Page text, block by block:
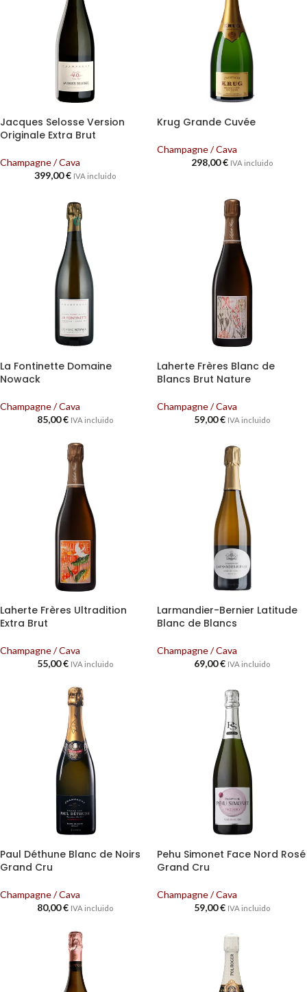
Jacques Selosse Version
Originale Extra Brut
Champagne / Cava
399,00€ IVA incluido
Krug Grande Cuvée
Champagne / Cava
298,00€ IVA incluido
La Fontinette Domaine
Nowack
Champagne / Cava
85,00€ IVA incluido
Laherte Frères Blanc de
Blancs Brut Nature
Champagne / Cava
59,00€ IVA incluido
Laherte Frères Ultradition
Extra Brut
Champagne / Cava
55,00€ IVA incluido
Larmandier-Bernier Latitude
Blanc de Blancs
Champagne / Cava
69,00€ IVA incluido
Paul Déthune Blanc de Noirs
Grand Cru
Champagne / Cava
80,00€ IVA incluido
Pehu Simonet Face Nord Rosé
Grand Cru
Champagne / Cava
59,00€ IVA incluido